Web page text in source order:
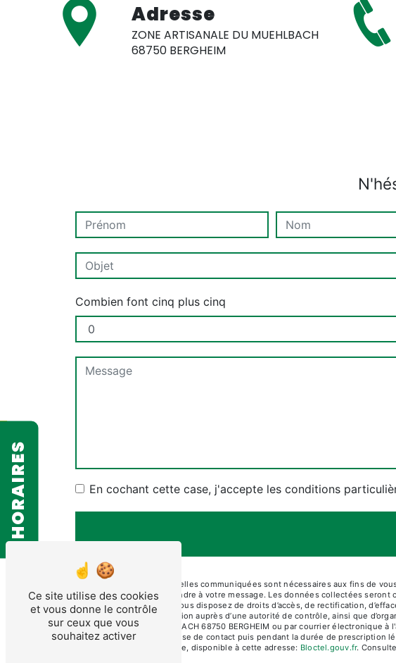
Adresse
ZONE ARTISANALE DU MUEHLBACH
68750 BERGHEIM
Combien font cinq plus cinq
En cochant cette case, j'accepte les conditions
** Les données personnelles communiquées sont nécessaires aux fins de
dans le seul but de répondre à votre message. Les données collectées seront
contact@diamcoupe.fr. Vous disposez de droits d’accès, de rectification,
d’introduire une réclamation auprès d’une autorité de contrôle, ainsi que
ARTISANALE DU MUEHLBACH 68750 BERGHEIM ou par courrier
pendant la période de prise de contact puis pendant la durée de prescription
démarchage téléphonique, disponible à cette adresse: Bloctel.gouv.fr.
HORAIRES
Ce site utilise des cookies
et vous donne le contrôle
sur ceux que vous
souhaitez activer